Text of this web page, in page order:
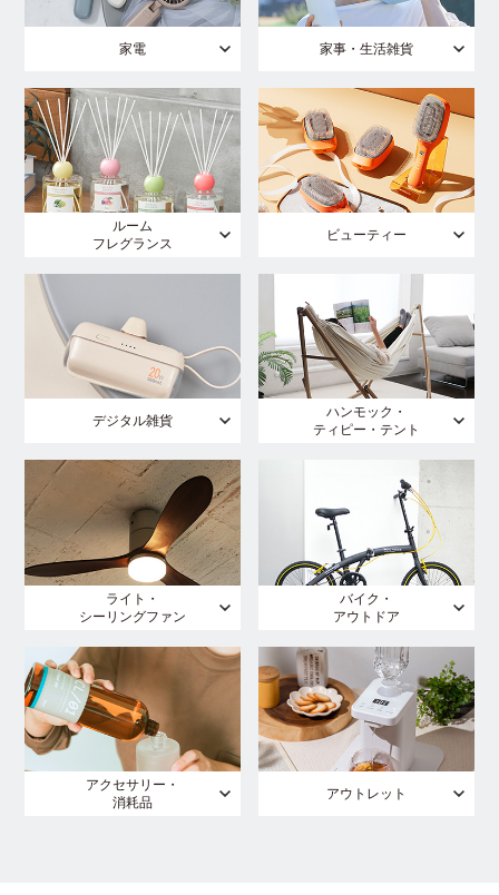
家電 家事・生活雑貨
ルーム
フレグランス
ビューティー
デジタル雑貨
ハンモック・
ティピー・テント
ライト・
シーリングファン
バイク・
アウトドア
アクセサリー・
消耗品
アウトレット